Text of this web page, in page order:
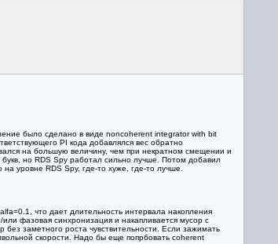
было сделано в виде noncoherent integrator with bit
PI кода добавлялся вес обратно
на большую величину, чем при некратном смещении и
но RDS Spy работал сильно лучше. Потом добавил
уровне RDS Spy, где-то хуже, где-то лучше.
что дает длительность интервала накопления
фазовая синхронизация и накапливается мусор с
заметного роста чувствительности. Если зажимать
скорости. Надо бы еще попрбовать coherent